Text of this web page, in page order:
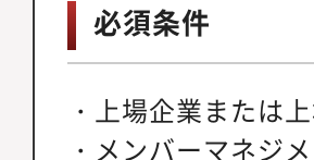
必須条件
・上場企業または
・メンバーマネジ